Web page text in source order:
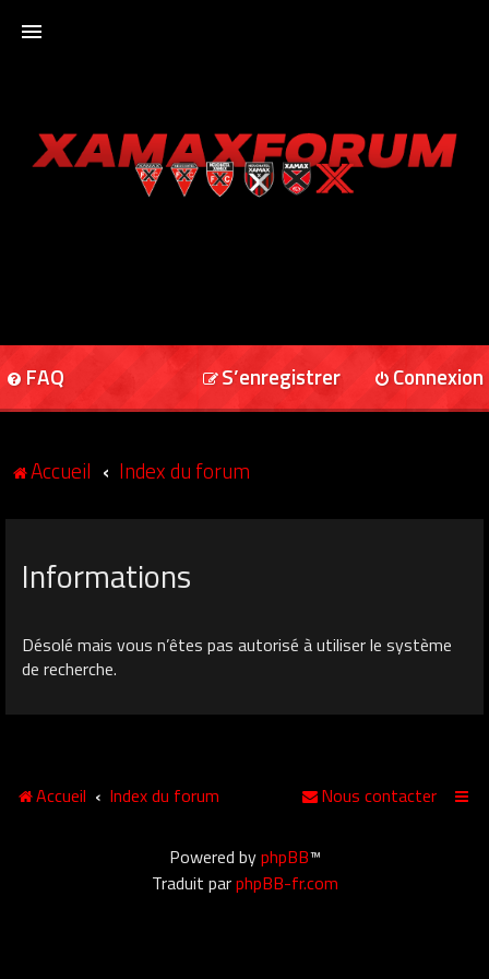
XAMAXFORUM
FAQ Connexion
S’enregistrer
Accueil Index du forum
Informations
Désolé mais vous n’êtes pas autorisé à utiliser le système
de recherche.
Accueil Index du forum Nous contacter
Powered byphpBB™
Traduit parphpBB-fr.com